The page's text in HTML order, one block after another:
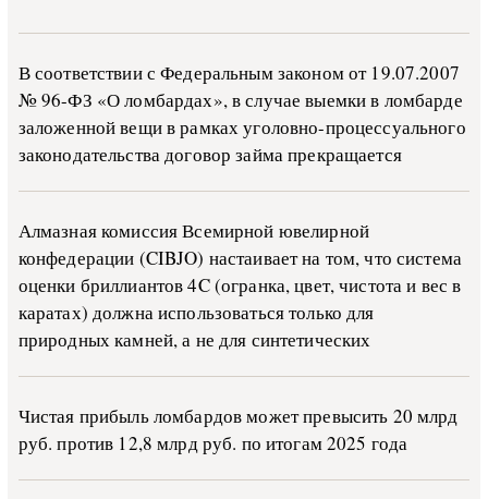
В со­о­т­вет­ствии с Фе­де­раль­ным за­ко­ном от 19.07.2007
№ 96-ФЗ «О ло­м­бар­дах», в слу­чае вы­е­м­ки в ло­м­бар­де
за­ло­жен­ной ве­щи в ра­м­ках уго­ло­в­но-­про­цес­су­аль­но­го
за­ко­но­да­тель­ства до­го­вор зай­ма пре­кра­ща­ет­ся
Алмазная комиссия Всемирной ювелирной
конфедерации (CIBJO) настаивает на том, что система
оценки бриллиантов 4C (огранка, цвет, чистота и вес в
каратах) должна использоваться только для
природных камней, а не для синтетических
Чистая прибыль ломбардов может превысить 20 млрд
руб. против 12,8 млрд руб. по итогам 2025 года